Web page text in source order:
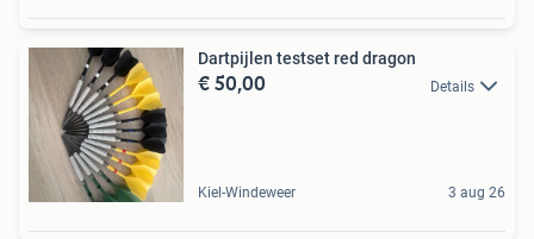
Dartpijlen testset red dragon
€ 50,00 Details
Kiel-Windeweer 3 aug 26